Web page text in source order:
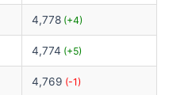
4,778 (+4)
4,774 (+5)
4,769 (-1)